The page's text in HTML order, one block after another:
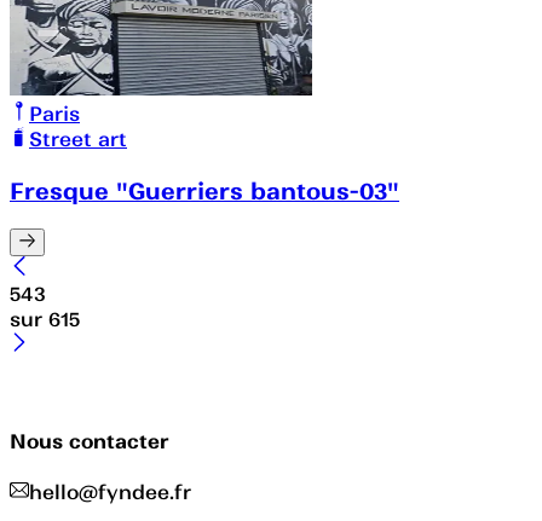
Paris
Street art
Fresque "Guerriers bantous-03"
543
sur 615
Nous contacter
hello@fyndee.fr